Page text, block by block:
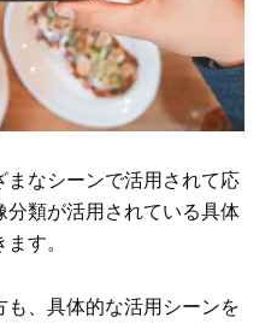
なシーンで活用されて応
類が活用されている具体
す。
、具体的な活用シーンを